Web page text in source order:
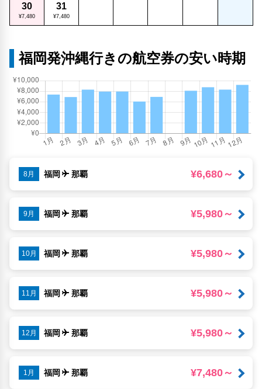
30
¥7,480
31
¥7,480
福岡発沖縄行きの航空券の安い時期
8月 福岡 那覇 ¥6,680～
9月 福岡 那覇 ¥5,980～
10月 福岡 那覇 ¥5,980～
11月 福岡 那覇 ¥5,980～
12月 福岡 那覇 ¥5,980～
1月 福岡 那覇 ¥7,480～